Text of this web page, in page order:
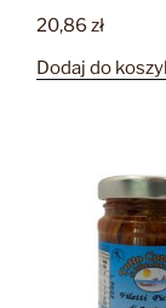
20,86 zł
Dodaj do